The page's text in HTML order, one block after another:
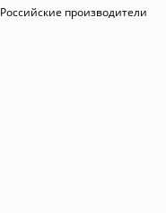
Российские производители